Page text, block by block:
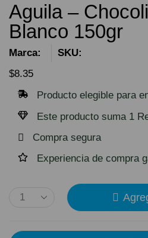
Aguila –
Blanco 150gr
Marca:
SKU:
$8.35
Producto elegible para
Este producto suma 1
Compra segura
Experiencia de compra